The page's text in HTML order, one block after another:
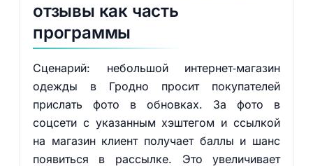
отзывы как часть
программы
Сценарий: небольшой интернет‑магазин
одежды в Гродно просит покупателей
прислать фото в обновках. За фото в
соцсети с указанным хэштегом и ссылкой
на магазин клиент получает баллы и шанс
появиться в рассылке. Это увеличивает